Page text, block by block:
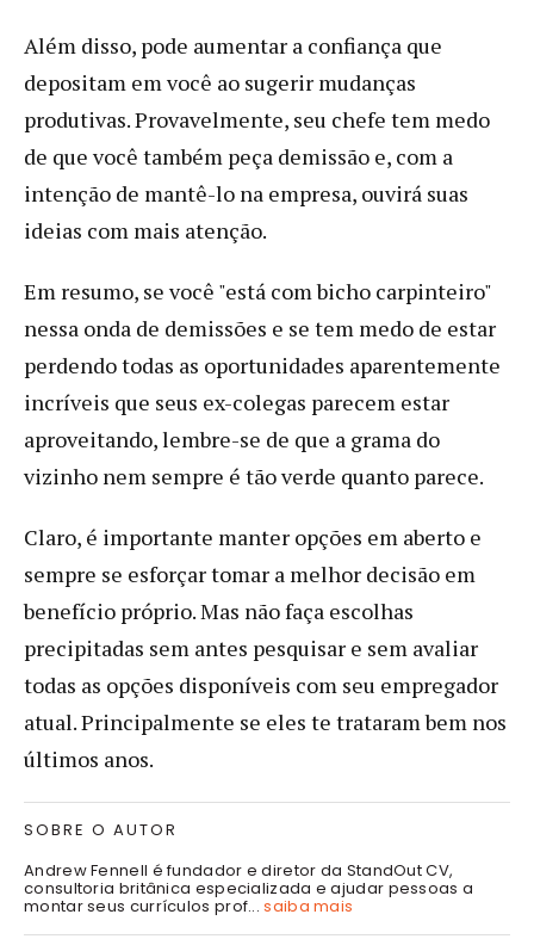
Além disso, pode aumentar a confiança que
depositam em você ao sugerir mudanças
produtivas. Provavelmente, seu chefe tem medo
de que você também peça demissão e, com a
intenção de mantê-lo na empresa, ouvirá suas
ideias com mais atenção.
Em resumo, se você "está com bicho carpinteiro"
nessa onda de demissões e se tem medo de estar
perdendo todas as oportunidades aparentemente
incríveis que seus ex-colegas parecem estar
aproveitando, lembre-se de que a grama do
vizinho nem sempre é tão verde quanto parece.
Claro, é importante manter opções em aberto e
sempre se esforçar tomar a melhor decisão em
benefício próprio. Mas não faça escolhas
precipitadas sem antes pesquisar e sem avaliar
todas as opções disponíveis com seu empregador
atual. Principalmente se eles te trataram bem nos
últimos anos.
SOBRE O AUTOR
Andrew Fennell é fundador e diretor da StandOut CV,
consultoria britânica especializada e ajudar pessoas a
montar seus currículos prof...saiba mais